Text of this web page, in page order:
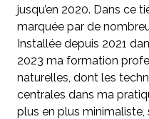
jusqu’en 2020. Dans ce
marquée par de
Installée depuis 2021
2023 ma formation
naturelles, dont les
centrales dans ma
plus en plus minimaliste,